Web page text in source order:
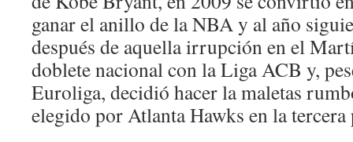
ganar el anillo de la NBA y al año
después de aquella irrupción en el
doblete nacional con la Liga ACB y,
Euroliga, decidió hacer la maletas
elegido por Atlanta Hawks en la tercera